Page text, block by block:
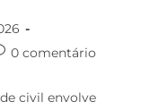
0 comentário
civil envolve